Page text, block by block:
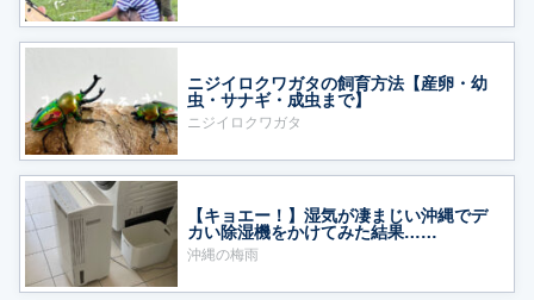
ニジイロクワガタの飼育方法【産卵・幼
虫・サナギ・成虫まで】
ニジイロクワガタ
【キョエー！】湿気が凄まじい沖縄でデ
カい除湿機をかけてみた結果……
沖縄の梅雨